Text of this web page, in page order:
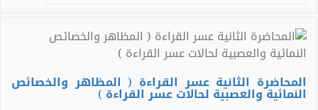
المحاضرة الثانية عسر القراءة ( المظاهر والخصائص
النمائية والعصبية لحالات عسر القراءة )